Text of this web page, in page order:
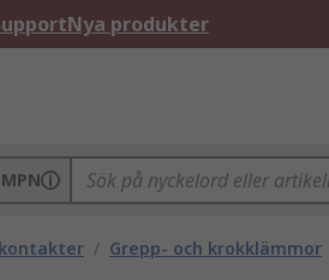
Nya produkter
/ Grepp- och krokklämmor